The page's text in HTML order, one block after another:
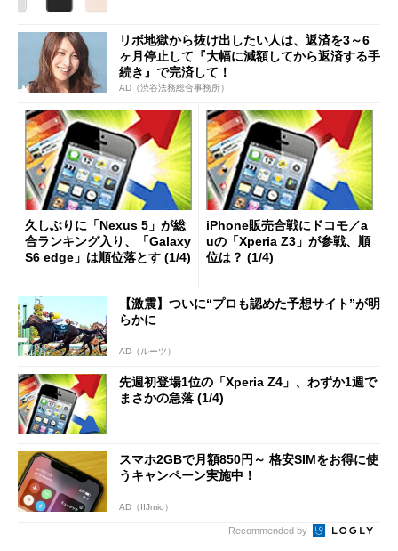
リボ地獄から抜け出したい人は、返済を3～6
ヶ月停止して『大幅に減額してから返済する手
続き』で完済して！
AD（渋谷法務総合事務所）
久しぶりに「Nexus 5」が総
合ランキング入り、「Galaxy
S6 edge」は順位落とす (1/4)
iPhone販売合戦にドコモ／a
uの「Xperia Z3」が参戦、順
位は？ (1/4)
【激震】ついに“プロも認めた予想サイト”が明
らかに
AD（ルーツ）
先週初登場1位の「Xperia Z4」、わずか1週で
まさかの急落 (1/4)
スマホ2GBで月額850円～ 格安SIMをお得に使
うキャンペーン実施中！
AD（IIJmio）
Recommended by